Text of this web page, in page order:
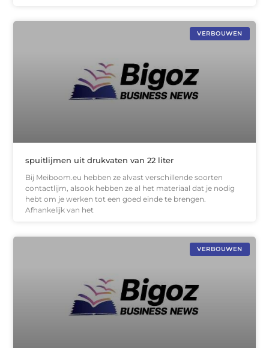
VERBOUWEN
spuitlijmen uit drukvaten van 22 liter
Bij Meiboom.eu hebben ze alvast verschillende soorten
contactlijm, alsook hebben ze al het materiaal dat je nodig
hebt om je werken tot een goed einde te brengen.
Afhankelijk van het
VERBOUWEN